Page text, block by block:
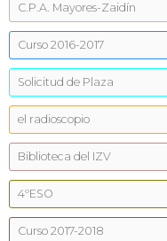
C.P.A. Mayores-Zaidín
Curso 2016-2017
Solicitud de Plaza
el radioscopio
Biblioteca del IZV
4ºESO
Curso 2017-2018